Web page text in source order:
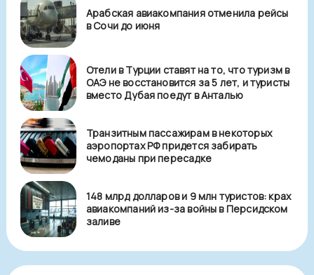
Арабская авиакомпания отменила рейсы
в Сочи до июня
Отели в Турции ставят на то, что туризм в
ОАЭ не восстановится за 5 лет, и туристы
вместо Дубая поедут в Анталью
Транзитным пассажирам в некоторых
аэропортах РФ придется забирать
чемоданы при пересадке
148 млрд долларов и 9 млн туристов: крах
авиакомпаний из-за войны в Персидском
заливе